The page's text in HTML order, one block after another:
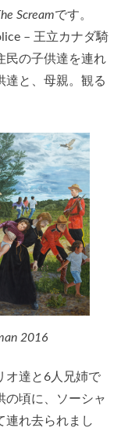
Screamです。
– 王立カナダ騎
民の子供達を連れ
達と、母親。観る
2016
オ達と6人兄姉で
の頃に、ソーシャ
連れ去られまし